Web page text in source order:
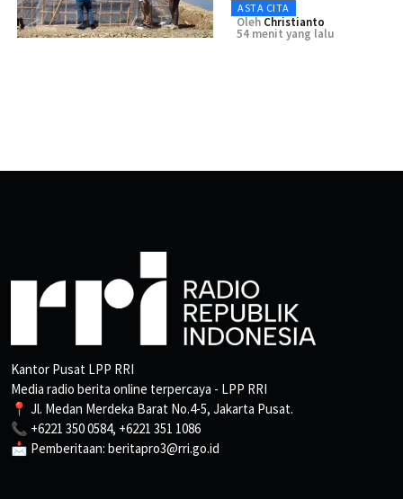
ASTA CITA
Oleh Christianto
54 menit yang lalu
Kantor Pusat LPP RRI
Media radio berita online terpercaya - LPP RRI
📍 Jl. Medan Merdeka Barat No.4-5, Jakarta Pusat.
📞 +6221 350 0584, +6221 351 1086
📩 Pemberitaan: beritapro3@rri.go.id